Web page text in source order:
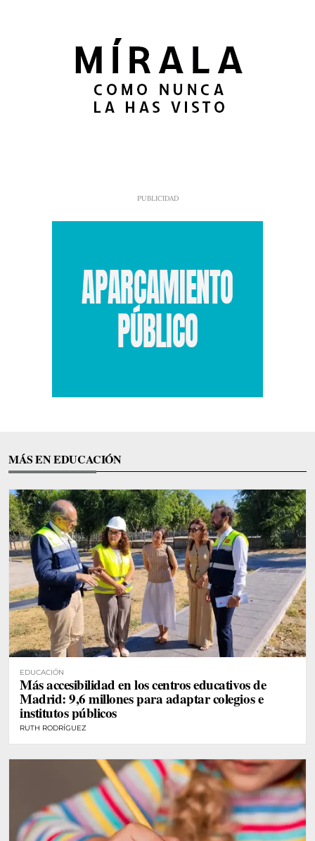
MÁS EN EDUCACIÓN
EDUCACIÓN
Más accesibilidad en los centros educativos de
Madrid: 9,6 millones para adaptar colegios e
institutos públicos
RUTH RODRÍGUEZ